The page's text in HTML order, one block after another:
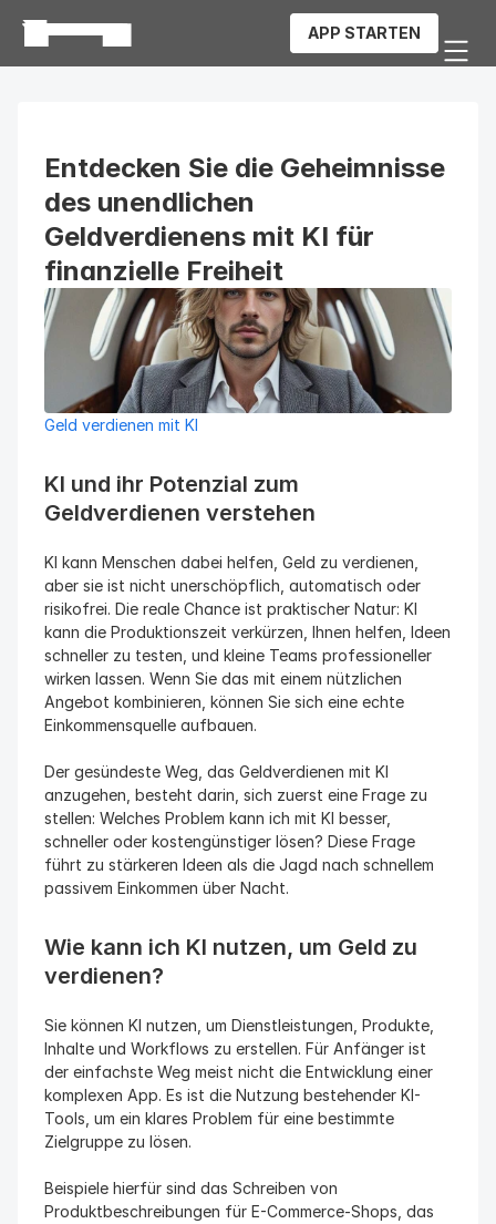
APP STARTEN
Entdecken Sie die Geheimnisse
des unendlichen
Geldverdienens mit KI für
finanzielle Freiheit
Geld verdienen mit KI
KI und ihr Potenzial zum
Geldverdienen verstehen
KI kann Menschen dabei helfen, Geld zu verdienen,
aber sie ist nicht unerschöpflich, automatisch oder
risikofrei. Die reale Chance ist praktischer Natur: KI
kann die Produktionszeit verkürzen, Ihnen helfen, Ideen
schneller zu testen, und kleine Teams professioneller
wirken lassen. Wenn Sie das mit einem nützlichen
Angebot kombinieren, können Sie sich eine echte
Einkommensquelle aufbauen.
Der gesündeste Weg, das Geldverdienen mit KI
anzugehen, besteht darin, sich zuerst eine Frage zu
stellen: Welches Problem kann ich mit KI besser,
schneller oder kostengünstiger lösen? Diese Frage
führt zu stärkeren Ideen als die Jagd nach schnellem
passivem Einkommen über Nacht.
Wie kann ich KI nutzen, um Geld zu
verdienen?
Sie können KI nutzen, um Dienstleistungen, Produkte,
Inhalte und Workflows zu erstellen. Für Anfänger ist
der einfachste Weg meist nicht die Entwicklung einer
komplexen App. Es ist die Nutzung bestehender KI-
Tools, um ein klares Problem für eine bestimmte
Zielgruppe zu lösen.
Beispiele hierfür sind das Schreiben von
Produktbeschreibungen für E-Commerce-Shops, das